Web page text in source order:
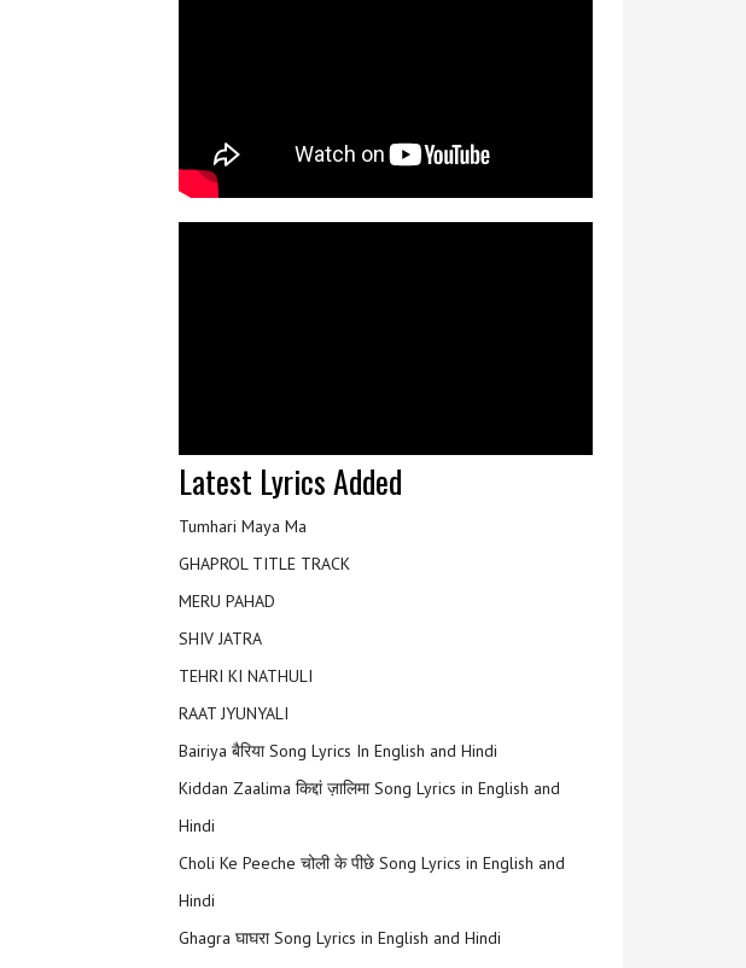
Latest Lyrics Added
Tumhari Maya Ma
GHAPROL TITLE TRACK
MERU PAHAD
SHIV JATRA
TEHRI KI NATHULI
RAAT JYUNYALI
Bairiya बैरिया Song Lyrics In English and Hindi
Kiddan Zaalima किद्दां ज़ालिमा Song Lyrics in English and
Hindi
Choli Ke Peeche चोली के पीछे Song Lyrics in English and
Hindi
Ghagra घाघरा Song Lyrics in English and Hindi